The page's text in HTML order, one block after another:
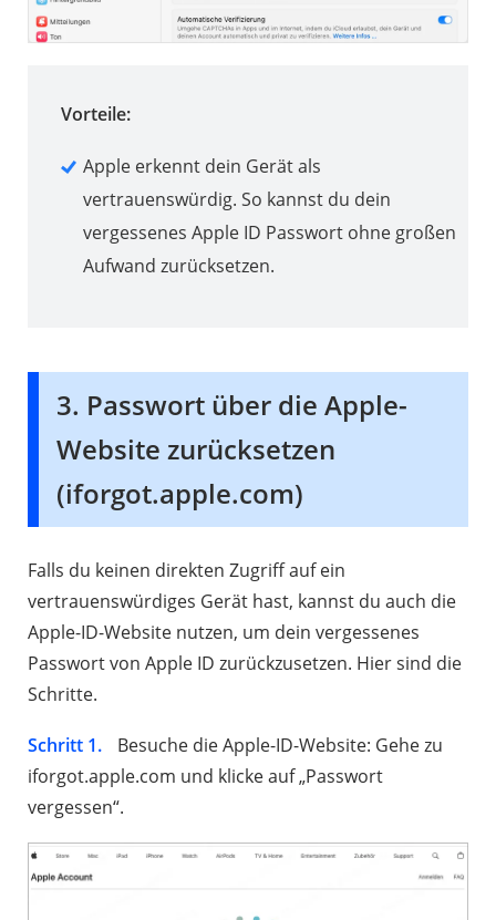
Vorteile:
Apple erkennt dein Gerät als
vertrauenswürdig. So kannst du dein
vergessenes Apple ID Passwort ohne großen
Aufwand zurücksetzen.
3. Passwort über die Apple-
Website zurücksetzen
(iforgot.apple.com)
Falls du keinen direkten Zugriff auf ein
vertrauenswürdiges Gerät hast, kannst du auch die
Apple-ID-Website nutzen, um dein vergessenes
Passwort von Apple ID zurückzusetzen. Hier sind die
Schritte.
Schritt 1.
Besuche die Apple-ID-Website: Gehe zu
iforgot.apple.com und klicke auf „Passwort
vergessen“.